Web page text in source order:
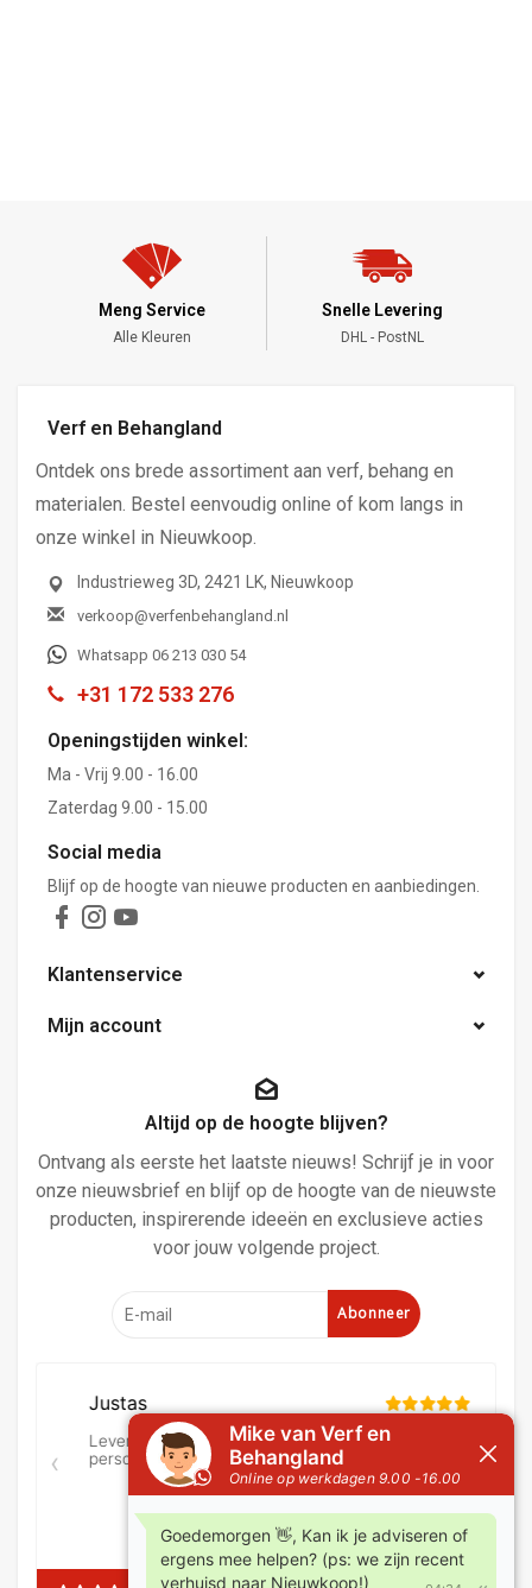
Meng Service
Alle Kleuren
Snelle Levering
DHL - PostNL
Verf en Behangland
Ontdek ons brede assortiment aan verf, behang en
materialen. Bestel eenvoudig online of kom langs in
onze winkel in Nieuwkoop.
Industrieweg 3D, 2421 LK, Nieuwkoop
verkoop@verfenbehangland.nl
Whatsapp 06 213 030 54
+31 172 533 276
Openingstijden winkel:
Ma - Vrij 9.00 - 16.00
Zaterdag 9.00 - 15.00
Social media
Blijf op de hoogte van nieuwe producten en aanbiedingen.
Klantenservice
Mijn account
Altijd op de hoogte blijven?
Ontvang als eerste het laatste nieuws! Schrijf je in voor
onze nieuwsbrief en blijf op de hoogte van de nieuwste
producten, inspirerende ideeën en exclusieve acties
voor jouw volgende project.
Abonneer